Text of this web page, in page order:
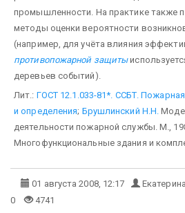
промышленности. На практике также
методы оценки вероятности
(например, для учёта влияния
противопожарной защиты
деревьев событий).
Лит.: ГОСТ 12.1.033-81*. ССБТ.
и определения; Брушлинский Н.Н.
деятельности пожарной службы. М.,
Многофункциональные здания и
01 августа 2008, 12:17 Екатерина
0 4741